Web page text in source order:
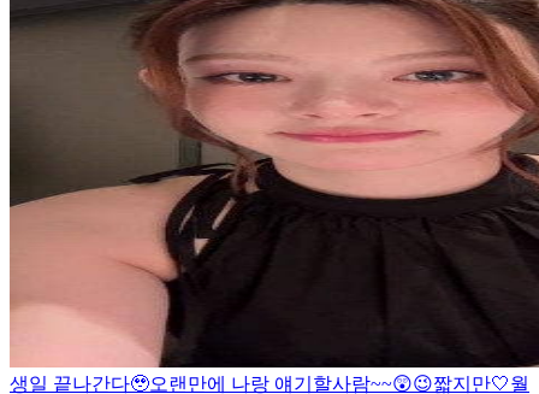
생일 끝나간다🥹오랜만에 나랑 얘기할사람~~😲😉짧지만🤍월